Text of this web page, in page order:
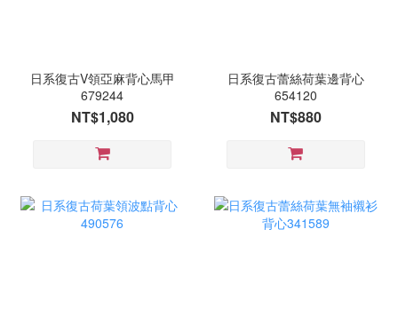
日系復古V領亞麻背心馬甲
679244
NT$1,080
日系復古蕾絲荷葉邊背心
654120
NT$880